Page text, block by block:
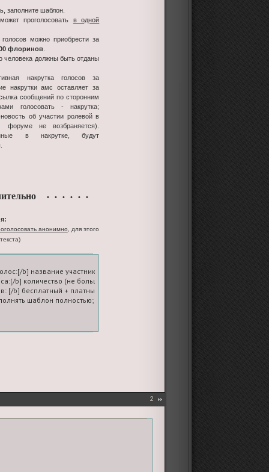
заполните шаблон.
проголосовать в одной
можно приобрести за
флоринов.
человека должны быть отданы
накрутка голосов за
накрутки амс оставляет за
сообщений по сторонним
голосовать - накрутка;
об участии ролевой в
форуме не возбраняется).
в накрутке, будут
• • • • • •
анонимно, для этого
b] название участника-ролевой
b] количество (не больше пяти; на вашем счете должно быть
[/b] бесплатный + платные
шаблон полностью; если платных голосов нет, ставьте 0
2